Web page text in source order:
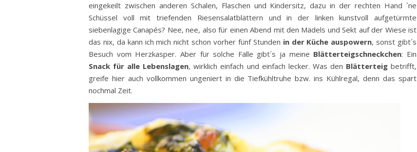
eingekeilt zwischen anderen Schalen, Flaschen und Kindersitz, dazu in der rechten Hand `ne
Schüssel voll mit triefenden Riesensalatblättern und in der linken kunstvoll aufgetürmte
siebenlagige Canapés? Nee, nee, also für einen Abend mit den Mädels und Sekt auf der Wiese ist
das nix, da kann ich mich nicht schon vorher fünf Stunden in der Küche auspowern, sonst gibt´s
Besuch vom Herzkasper. Aber für solche Fälle gibt´s ja meine Blätterteigschneckchen: Ein
Snack für alle Lebenslagen, wirklich einfach und einfach lecker. Was den Blätterteigbetrifft,
greife hier auch vollkommen ungeniert in die Tiefkühltruhe bzw. ins Kühlregal, denn das spart
nochmal Zeit.